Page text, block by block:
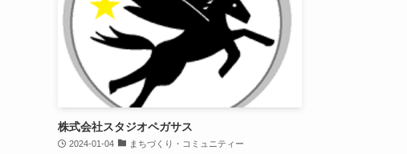
株式会社スタジオペガサス
2024-01-04 まちづくり・コミュニティー